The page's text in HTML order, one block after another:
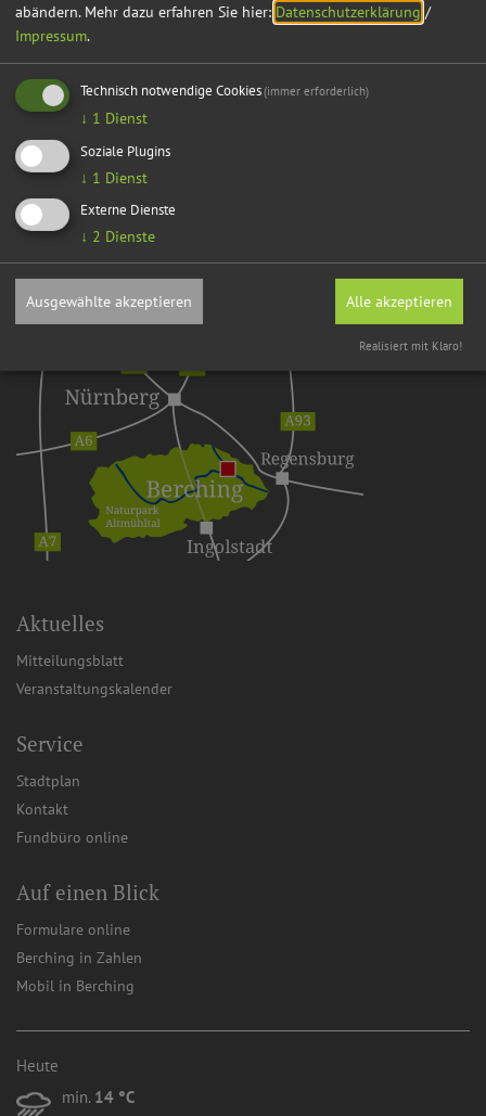
Aktuelles
Mitteilungsblatt
Veranstaltungskalender
Service
Stadtplan
Kontakt
Fundbüro online
Auf einen Blick
Formulare online
Berching in Zahlen
Mobil in Berching
Heute
min. 14 °C
abändern. Mehr dazu erfahren Sie hier: Datenschutzerklärung /
Impressum.
Technisch notwendige Cookies(immer erforderlich)
↓ 1 Dienst
Soziale Plugins
↓ 1 Dienst
Externe Dienste
↓ 2 Dienste
Ausgewählte akzeptieren Alle akzeptieren
Realisiert mit Klaro!